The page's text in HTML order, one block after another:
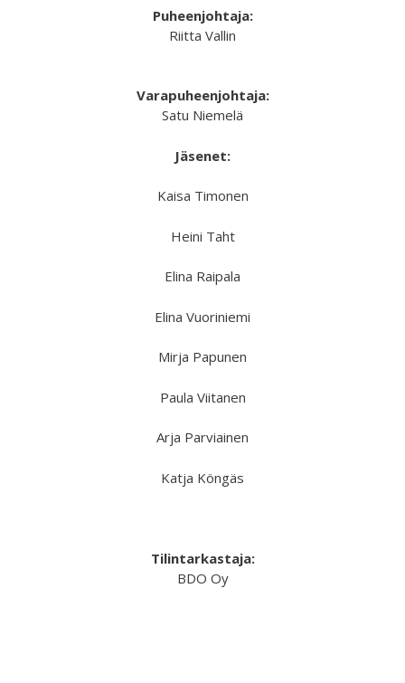
Puheenjohtaja:
Riitta Vallin
Varapuheenjohtaja:
Satu Niemelä
Jäsenet:
Kaisa Timonen
Heini Taht
Elina Raipala
Elina Vuoriniemi
Mirja Papunen
Paula Viitanen
Arja Parviainen
Katja Köngäs
Tilintarkastaja:
BDO Oy